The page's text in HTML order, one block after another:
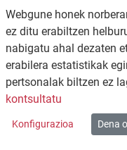
Copyright © 2026 /
Webgune honek
ez ditu erabiltzen
nabigatu ahal dezaten
erabilera estatistikak
pertsonalak biltzen ez
kontsultatu
Konfigurazioa Dena